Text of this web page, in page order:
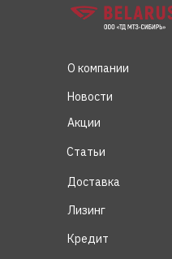
Акции
Статьи
Новости
Кредит
Лизинг
Доставка
О компании